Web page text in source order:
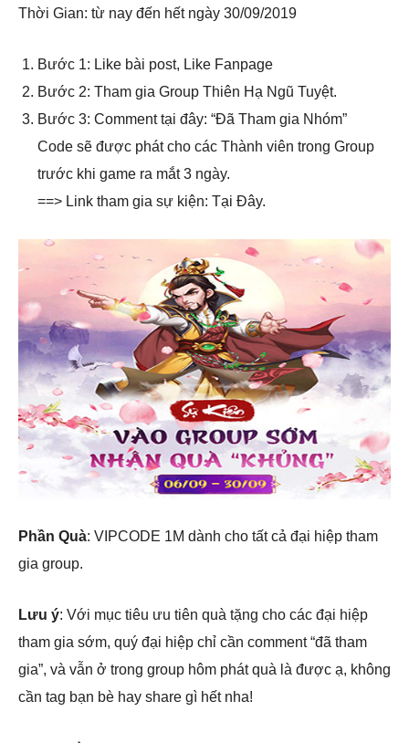
Thời Gian: từ nay đến hết ngày 30/09/2019
Bước 1: Like bài post, Like Fanpage
Bước 2: Tham gia Group Thiên Hạ Ngũ Tuyệt.
Bước 3: Comment tại đây: “Đã Tham gia Nhóm”
Code sẽ được phát cho các Thành viên trong Group
trước khi game ra mắt 3 ngày.
==> Link tham gia sự kiện: Tại Đây.
Phần Quà: VIPCODE 1M dành cho tất cả đại hiệp tham
gia group.
Lưu ý: Với mục tiêu ưu tiên quà tặng cho các đại hiệp
tham gia sớm, quý đại hiệp chỉ cần comment “đã tham
gia”, và vẫn ở trong group hôm phát quà là được ạ, không
cần tag bạn bè hay share gì hết nha!